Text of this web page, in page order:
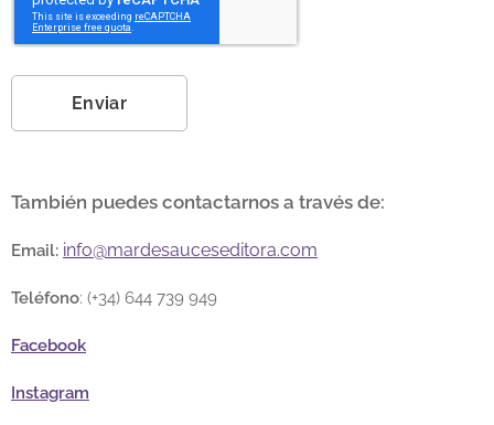
Enviar
También puedes contactarnos a través de:
Email: info@mardesauceseditora.com
Teléfono: (+34) 644 739 949
Facebook
Instagram